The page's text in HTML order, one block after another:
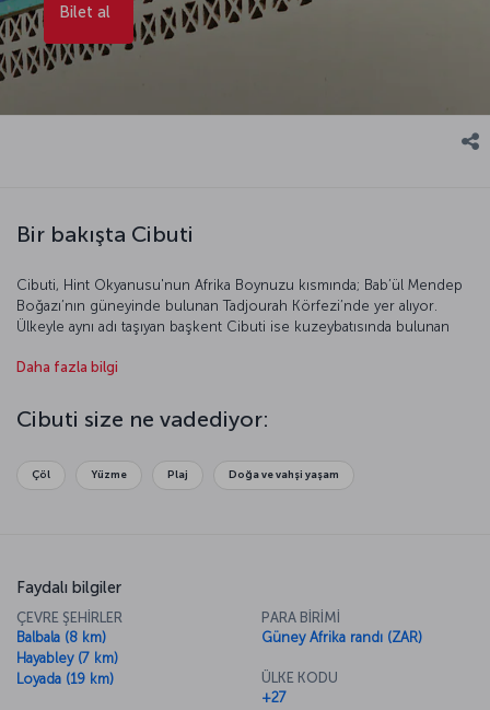
Bilet al
Bir bakışta Cibuti
Cibuti, Hint Okyanusu'nun Afrika Boynuzu kısmında; Bab’ül Mendep
Boğazı’nın güneyinde bulunan Tadjourah Körfezi’nde yer alıyor.
Ülkeyle aynı adı taşıyan başkent Cibuti ise kuzeybatısında bulunan
geçiş noktası. Toplam nüfusun %70’i başkent Cibuti’de yaşarken
İhracatının büyük bölümünü Cibuti Limanı üzerinden gerçekleştiren
ülke, başkenti Addis Ababa’dan başlayan demiryolu hattıyla Cibuti’ye
Daha fazla bilgi
Cibuti size ne vadediyor:
Çöl Yüzme Plaj Doğa ve vahşi yaşam
Faydalı bilgiler
ÇEVRE ŞEHİRLER
Balbala (8 km)
Hayabley (7 km)
Loyada (19 km)
PARA BİRİMİ
Güney Afrika randı (ZAR)
ÜLKE KODU
+27